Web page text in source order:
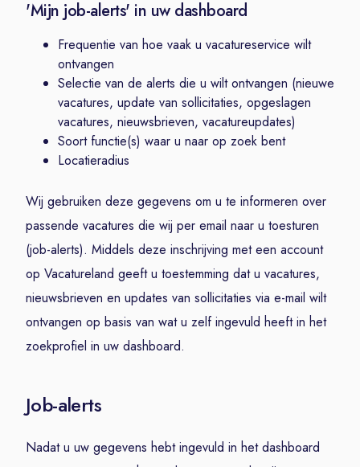
'Mijn job-alerts' in uw dashboard
Frequentie van hoe vaak u vacatureservice wilt
ontvangen
Selectie van de alerts die u wilt ontvangen (nieuwe
vacatures, update van sollicitaties, opgeslagen
vacatures, nieuwsbrieven, vacatureupdates)
Soort functie(s) waar u naar op zoek bent
Locatieradius
Wij gebruiken deze gegevens om u te informeren over
passende vacatures die wij per email naar u toesturen
(job-alerts). Middels deze inschrijving met een account
op Vacatureland geeft u toestemming dat u vacatures,
nieuwsbrieven en updates van sollicitaties via e-mail wilt
ontvangen op basis van wat u zelf ingevuld heeft in het
zoekprofiel in uw dashboard.
Job-alerts
Nadat u uw gegevens hebt ingevuld in het dashboard